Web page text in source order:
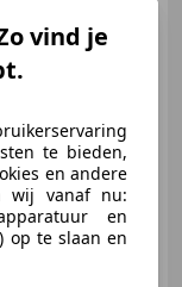
vind je
te bieden,
en andere
wij vanaf nu:
en
op te slaan en